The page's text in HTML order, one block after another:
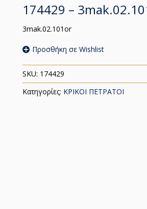
174429 –
3mak.02.101or
Προσθήκη σε Wishlist
SKU: 174429
Κατηγορίες: ΚΡΙΚΟΙ ΠΕΤΡΑΤΟΙ